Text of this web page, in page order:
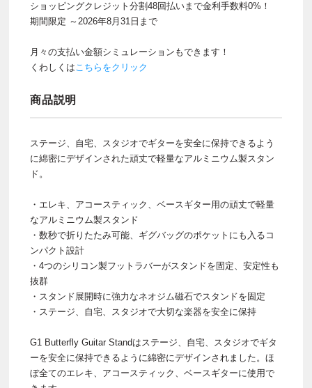
ショッピングクレジット分割48回払いまで金利手数料0%！
期間限定 ～2026年8月31日まで
月々の支払い金額シミュレーションもできます！
くわしくはこちらをクリック
商品説明
ステージ、自宅、スタジオでギターを安全に保持できるよう
に綿密にデザインされた頑丈で軽量なアルミニウム製スタン
ド。
・エレキ、アコースティック、ベースギター用の頑丈で軽量
なアルミニウム製スタンド
・数秒で折りたたみ可能、ギグバッグのポケットにも入るコ
ンパクト設計
・4つのシリコン製フットラバーがスタンドを固定、安定性も
抜群
・スタンド展開時に強力なネオジム磁石でスタンドを固定
・ステージ、自宅、スタジオで大切な楽器を安全に保持
G1 Butterfly Guitar Standはステージ、自宅、スタジオでギタ
ーを安全に保持できるように綿密にデザインされました。ほ
ぼ全てのエレキ、アコースティック、ベースギターに使用で